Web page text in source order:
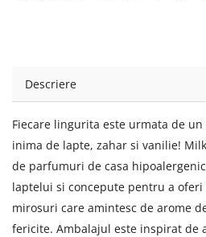
Descriere
Fiecare lingurita este urmata de
inima de lapte, zahar si vanilie!
de parfumuri de casa
laptelui si concepute pentru a
mirosuri care amintesc de arome
fericite. Ambalajul este inspirat de